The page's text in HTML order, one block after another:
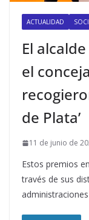
ACTUALIDAD
El
el
de Plata’
11 de junio de
Estos premios
través de sus